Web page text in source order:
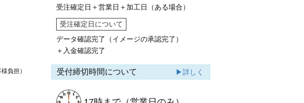
負担）
受注確定日＋営業日＋加工日（ある場合）
受注確定日について
データ確認完了（イメージの承認完了）
＋入金確認完了
受付締切時間について ▶詳しく